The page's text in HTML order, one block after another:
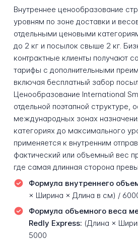
Внутреннее ценообразование
уровням по зоне доставки и
отдельными ценовыми
до 2 кг и посылок свыше 2 кг.
контрактные клиенты получают
тарифы с дополнительными
включая бесплатный забор
Ценообразование International
отдельной поэтапной структуре,
международных зонах
категориях до максимального
применяется к внутренним
фактический или объемный вес
где самая длинная сторона
Формула внутреннего
× Ширина × Длина в см) /
Формула объемного веса
Redly Express: (Длина ×
5000